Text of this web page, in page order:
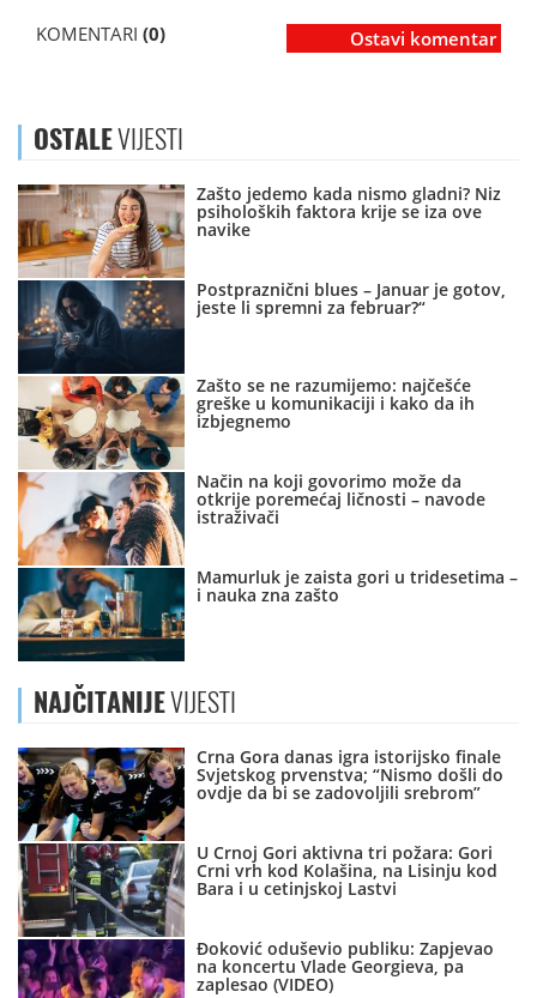
KOMENTARI (0) Ostavi komentar
OSTALEVIJESTI
Zašto jedemo kada nismo gladni? Niz
psiholoških faktora krije se iza ove
navike
Postpraznični blues – Januar je gotov,
jeste li spremni za februar?“
Zašto se ne razumijemo: najčešće
greške u komunikaciji i kako da ih
izbjegnemo
Način na koji govorimo može da
otkrije poremećaj ličnosti – navode
istraživači
Mamurluk je zaista gori u tridesetima –
i nauka zna zašto
NAJČITANIJEVIJESTI
Crna Gora danas igra istorijsko finale
Svjetskog prvenstva; “Nismo došli do
ovdje da bi se zadovoljili srebrom”
U Crnoj Gori aktivna tri požara: Gori
Crni vrh kod Kolašina, na Lisinju kod
Bara i u cetinjskoj Lastvi
Đoković oduševio publiku: Zapjevao
na koncertu Vlade Georgieva, pa
zaplesao (VIDEO)